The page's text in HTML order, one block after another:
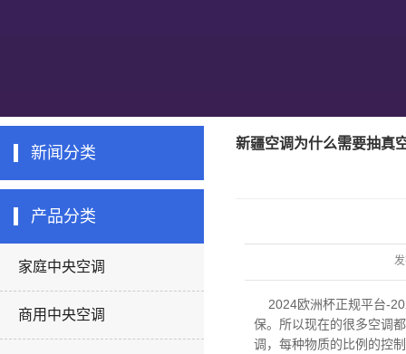
新闻分类
产品分类
家庭中央空调
商用中央空调
新疆空调为什么需要抽真
2024欧洲杯正规平台-
保。所以现在的很多空调
调， 每种物质的比例的控